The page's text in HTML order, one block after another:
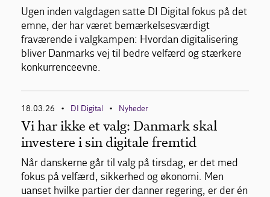
Ugen inden valgdagen satte DI Digital fokus på det
emne, der har været bemærkelsesværdigt
fraværende i valgkampen: Hvordan digitalisering
bliver Danmarks vej til bedre velfærd og stærkere
konkurrenceevne.
18.03.26 • DI Digital • Nyheder
Vi har ikke et valg: Danmark skal
investere i sin digitale fremtid
Når danskerne går til valg på tirsdag, er det med
fokus på velfærd, sikkerhed og økonomi. Men
uanset hvilke partier der danner regering, er der én